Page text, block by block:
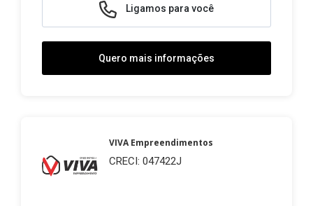
Ligamos para você
Quero mais informações
VIVA Empreendimentos
CRECI: 047422J